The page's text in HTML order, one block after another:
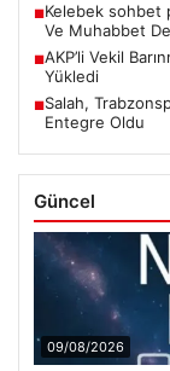
■Kelebek sohbet
Ve Muhabbet
■AKP’li Vekil
Yükledi
■Salah,
Entegre Oldu
Güncel
09/08/2026